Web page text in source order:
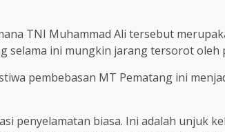
TNI Muhammad Ali tersebut
selama ini mungkin jarang tersorot oleh
pembebasan MT Pematang ini
penyelamatan biasa. Ini adalah unjuk